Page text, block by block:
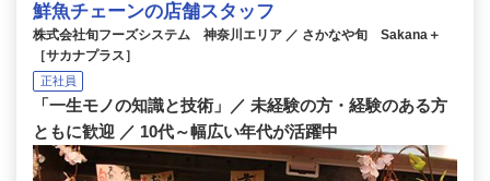
鮮魚チェーンの店舗スタッフ
株式会社旬フーズシステム 神奈川エリア ／ さかなや旬 Sakana＋
［サカナプラス］
正社員
「一生モノの知識と技術」／ 未経験の方・経験のある方
ともに歓迎 ／ 10代～幅広い年代が活躍中